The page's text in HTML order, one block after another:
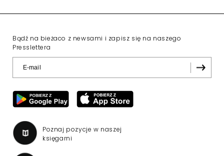
Bądź na bieżaco z newsami i zapisz się na naszego
Presslettera
Poznaj pozycje w naszej
księgarni